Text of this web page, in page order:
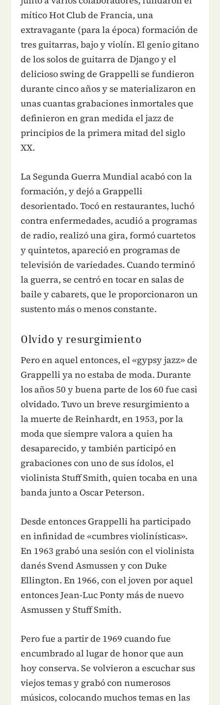
mítico Hot Club de Francia, una
extravagante (para la época) formación de
tres guitarras, bajo y violín. El genio gitano
de los solos de guitarra de Django y el
delicioso swing de Grappelli se fundieron
durante cinco años y se materializaron en
unas cuantas grabaciones inmortales que
definieron en gran medida el jazz de
principios de la primera mitad del siglo
XX.
La Segunda Guerra Mundial acabó con la
formación, y dejó a Grappelli
desorientado. Tocó en restaurantes, luchó
contra enfermedades, acudió a programas
de radio, realizó una gira, formó cuartetos
y quintetos, apareció en programas de
televisión de variedades. Cuando terminó
la guerra, se centró en tocar en salas de
baile y cabarets, que le proporcionaron un
sustento más o menos constante.
Olvido y resurgimiento
Pero en aquel entonces, el «gypsy jazz» de
Grappelli ya no estaba de moda. Durante
los años 50 y buena parte de los 60 fue casi
olvidado. Tuvo un breve resurgimiento a
la muerte de Reinhardt, en 1953, por la
moda que siempre valora a quien ha
desaparecido, y también participó en
grabaciones con uno de sus ídolos, el
violinista Stuff Smith, quien tocaba en una
banda junto a Oscar Peterson.
Desde entonces Grappelli ha participado
en infinidad de «cumbres violinísticas».
En 1963 grabó una sesión con el violinista
danés Svend Asmussen y con Duke
Ellington. En 1966, con el joven por aquel
entonces Jean-Luc Ponty más de nuevo
Asmussen y Stuff Smith.
Pero fue a partir de 1969 cuando fue
encumbrado al lugar de honor que aun
hoy conserva. Se volvieron a escuchar sus
viejos temas y grabó con numerosos
músicos, colocando muchos temas en las